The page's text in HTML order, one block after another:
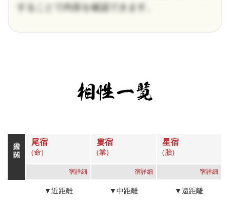
することで内容を確認できます。
因縁の関係 尾宿
(命)
宿詳細
婁宿
(業)
宿詳細
星宿
(胎)
宿詳細
▼近距離 ▼中距離 ▼遠距離